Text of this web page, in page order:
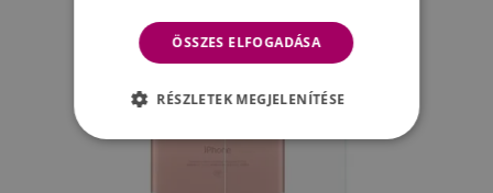
ÖSSZES ELFOGADÁSA
RÉSZLETEK MEGJELENÍTÉSE